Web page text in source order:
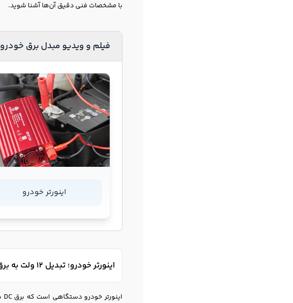
با مشخصات فنی دقیق آن‌ها آشنا شوید.
فیلم و ویدیو مبدل برق خودرو
اینورتر خودرو
اینورتر خودرو؛ تبدیل 12 ولت به برق شهری واقعی